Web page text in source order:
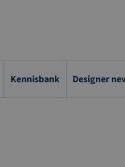
Kennisbank Designer